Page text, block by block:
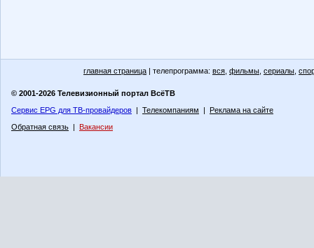
главная страница | телепрограмма: вся фильмы сериалы
© 2001-2026 Телевизионный портал ВсёТВ
Сервис EPG для ТВ-провайдеров | Телекомпаниям | Реклама на сайте
Обратная связь | Вакансии